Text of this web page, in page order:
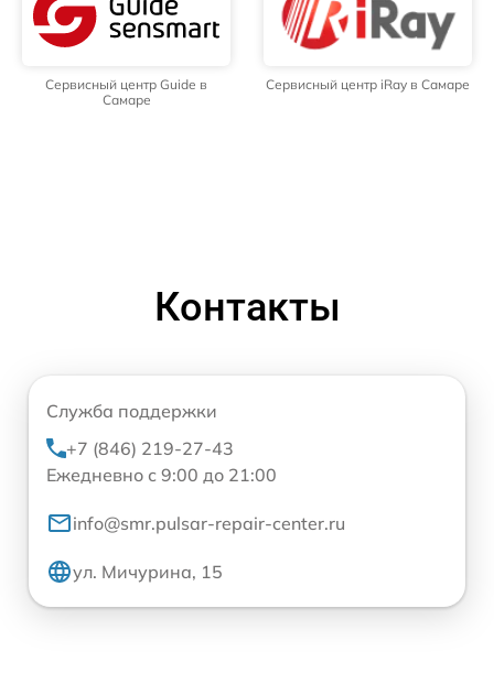
Сервисный центр Guide в
Самаре
Сервисный центр iRay в Самаре
Контакты
Служба поддержки
+7 (846) 219-27-43
Ежедневно с 9:00 до 21:00
info@smr.pulsar-repair-center.ru
ул. Мичурина, 15